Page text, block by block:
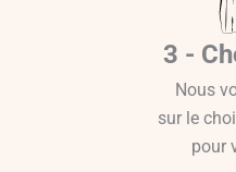
3 -
Nous
sur le
pour